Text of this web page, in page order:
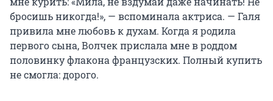
бросишь никогда!», — вспоминала актриса. — Галя
привила мне любовь к духам. Когда я родила
первого сына, Волчек прислала мне в роддом
половинку флакона французских. Полный купить
не смогла: дорого.